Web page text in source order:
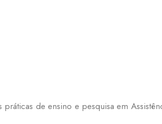
de ensino e pesquisa em